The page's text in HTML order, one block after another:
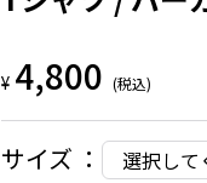
¥ 4,800 (税込)
サイズ ： 選択して